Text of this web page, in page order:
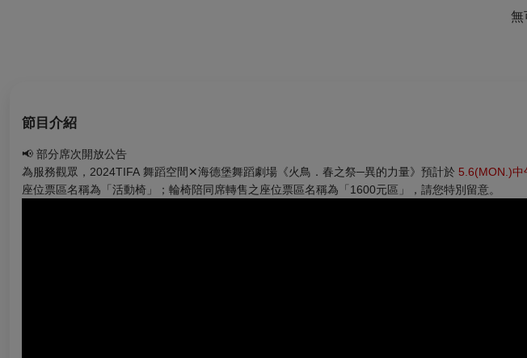
無
節目介紹
📢 部分席次開放公告
為服務觀眾，2024TIFA 舞蹈空間✕海德堡舞蹈劇場《火鳥．春之祭─異的力量》 預計於 5.6(MON.)中
座位票區名稱為「活動椅」；輪椅陪同席轉售之座位票區名稱為「1600元區」，請您特別留意。